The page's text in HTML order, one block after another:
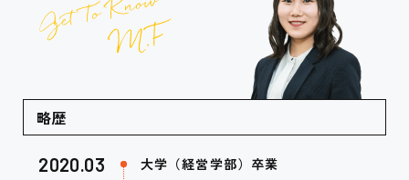
略歴
2020.03 大学（経営学部）卒業